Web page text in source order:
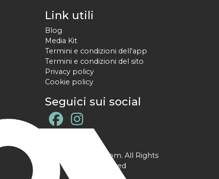
Link utili
Blog
Media Kit
Termini e condizioni dell'app
Termini e condizioni del sito
Privacy policy
Cookie policy
Seguici sui social
@ YPtrainer.com. All Rights
Reserved